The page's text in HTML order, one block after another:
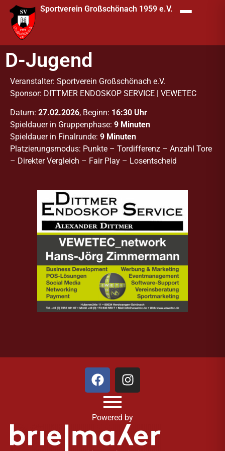
Sportverein Großschönach 1959 e.V.
D-Jugend
Veranstalter: Sportverein Großschönach e.V.
Sponsor: DITTMER ENDOSKOP SERVICE | VEWETEC
Datum: 27.02.2026, Beginn: 16:30 Uhr
Spieldauer in Gruppenphase: 9 Minuten
Spieldauer in Finalrunde: 9 Minuten
Platzierungsmodus: Punkte – Tordifferenz – Anzahl Tore
– Direkter Vergleich – Fair Play – Losentscheid
Powered by